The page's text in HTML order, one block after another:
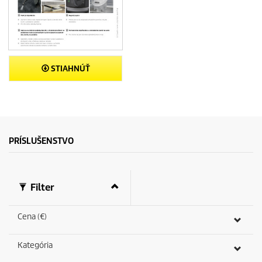
STIAHNÚŤ
PRÍSLUŠENSTVO
Filter
Cena (€)
Kategória